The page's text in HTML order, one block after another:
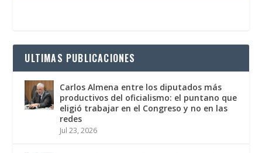
ULTIMAS PUBLICACIONES
Carlos Almena entre los diputados más
productivos del oficialismo: el puntano que
eligió trabajar en el Congreso y no en las
redes
Jul 23, 2026